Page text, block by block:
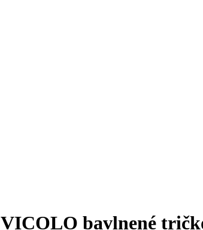
VICOLO bavlnené